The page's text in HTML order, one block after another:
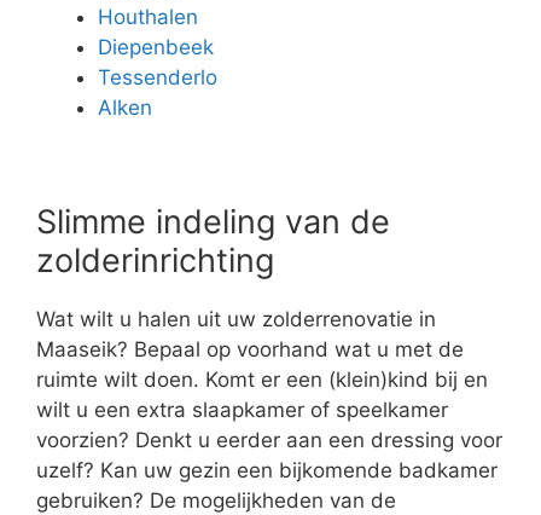
Houthalen
Diepenbeek
Tessenderlo
Alken
Slimme indeling van de
zolderinrichting
Wat wilt u halen uit uw zolderrenovatie in
Maaseik? Bepaal op voorhand wat u met de
ruimte wilt doen. Komt er een (klein)kind bij en
wilt u een extra slaapkamer of speelkamer
voorzien? Denkt u eerder aan een dressing voor
uzelf? Kan uw gezin een bijkomende badkamer
gebruiken? De mogelijkheden van de